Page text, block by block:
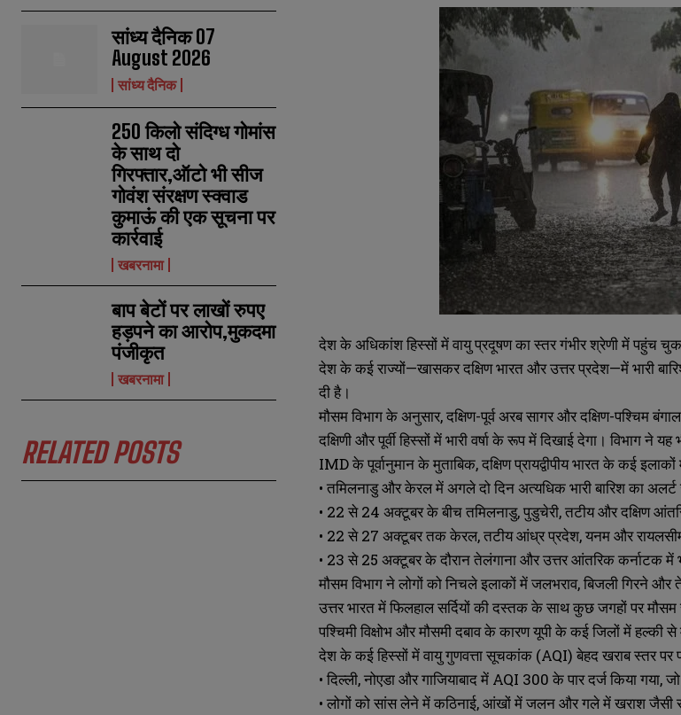
N
m
e
E
m
a
i
l
*
N
u
b
e
r
s
SUBMIT
N
m
e
E
m
a
i
l
*
N
u
b
e
r
s
SUBMIT
सांध्य दैनिक 07
August 2026
सांध्य दैनिक
250 किलो संदिग्ध गोमांस
के साथ दो
गिरफ्तार,ऑटो भी सीज
गोवंश संरक्षण स्क्वाड
कुमाऊं की एक सूचना पर
कार्रवाई
खबरनामा
बाप बेटों पर लाखों रुपए
हड़पने का आरोप,मुकदमा
पंजीकृत
खबरनामा
RELATED POSTS
देश के अधिकांश हिस्सों में वायु प्रदूषण का स्तर गंभीर श्रेणी में पहुंच
देश के कई राज्यों—खासकर दक्षिण भारत और उत्तर प्रदेश—में भारी
दी है।
मौसम विभाग के अनुसार, दक्षिण-पूर्व अरब सागर और दक्षिण-पश्चिम
दक्षिणी और पूर्वी हिस्सों में भारी वर्षा के रूप में दिखाई देगा।
IMD के पूर्वानुमान के मुताबिक, दक्षिण प्रायद्वीपीय भारत के कई
• तमिलनाडु और केरल में अगले दो दिन अत्यधिक भारी बारिश का अलर्ट
• 22 से 24 अक्टूबर के बीच तमिलनाडु, पुडुचेरी, तटीय और दक्षिण
• 22 से 27 अक्टूबर तक केरल, तटीय आंध्र प्रदेश, यनम और रायलसीमा
• 23 से 25 अक्टूबर के दौरान तेलंगाना और उत्तर आंतरिक कर्नाटक में
मौसम विभाग ने लोगों को निचले इलाकों में जलभराव, बिजली गिरने
उत्तर भारत में फिलहाल सर्दियों की दस्तक के साथ कुछ जगहों पर
पश्चिमी विक्षोभ और मौसमी दबाव के कारण यूपी के कई जिलों में हल्की
देश के कई हिस्सों में वायु गुणवत्ता सूचकांक (AQI) बेहद खराब स्तर पर
• दिल्ली, नोएडा और गाजियाबाद में AQI 300 के पार दर्ज किया गया,
• लोगों को सांस लेने में कठिनाई, आंखों में जलन और गले में खराश जैसी